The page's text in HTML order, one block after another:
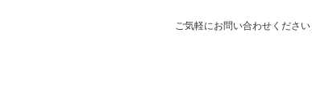
ご気軽にお問い合わせください